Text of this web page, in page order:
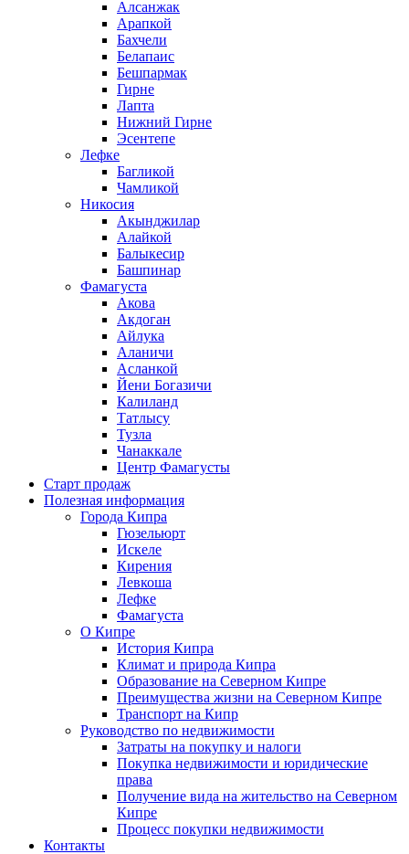
Алсанжак
Арапкой
Бахчели
Белапаис
Бешпармак
Гирне
Лапта
Нижний Гирне
Эсентепе
Лефке
Багликой
Чамликой
Никосия
Акынджилар
Алайкой
Балыкесир
Башпинар
Фамагуста
Акова
Акдоган
Айлука
Аланичи
Асланкой
Йени Богазичи
Калиланд
Татлысу
Тузла
Чанаккале
Центр Фамагусты
Старт продаж
Полезная информация
Города Кипра
Гюзельюрт
Искеле
Кирения
Левкоша
Лефке
Фамагуста
О Кипре
История Кипра
Климат и природа Кипра
Образование на Северном Кипре
Преимущества жизни на Северном Кипре
Транспорт на Кипр
Руководство по недвижимости
Затраты на покупку и налоги
Покупка недвижимости и юридические
права
Получение вида на жительство на Северном
Кипре
Процесс покупки недвижимости
Контакты